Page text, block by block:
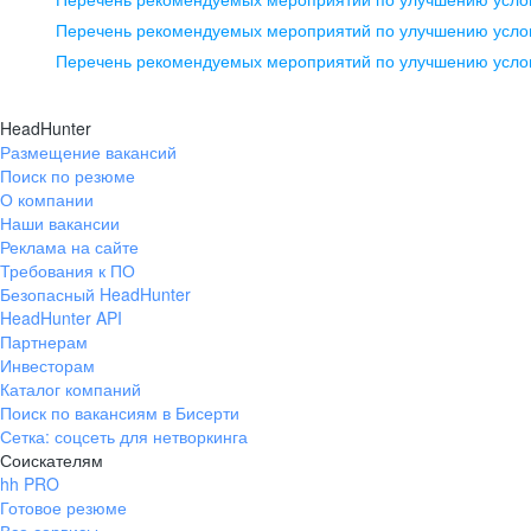
pr@ural.hh.ru
помещение 21
+7 383 207-94-64
pr@nsk.hh.ru
Перечень рекомендуемых мероприятий по улучшению
Перечень рекомендуемых мероприятий по улучшению
HeadHunter
Размещение вакансий
Поиск по резюме
О компании
Наши вакансии
Реклама на сайте
Требования к ПО
Безопасный HeadHunter
HeadHunter API
Партнерам
Инвесторам
Каталог компаний
Поиск по вакансиям в Бисерти
Сетка: соцсеть для нетворкинга
Соискателям
hh PRO
Готовое резюме